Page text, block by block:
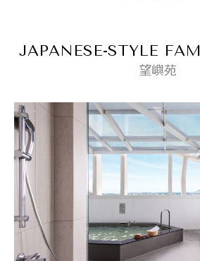
JAPANESE-STYLE
望嶼苑